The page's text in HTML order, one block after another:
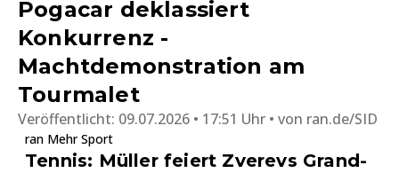
Pogacar deklassiert
Konkurrenz -
Machtdemonstration am
Tourmalet
Veröffentlicht: 09.07.2026 • 17:51 Uhr von ran.de/SID
ran Mehr Sport
Tennis: Müller feiert Zverevs Grand-